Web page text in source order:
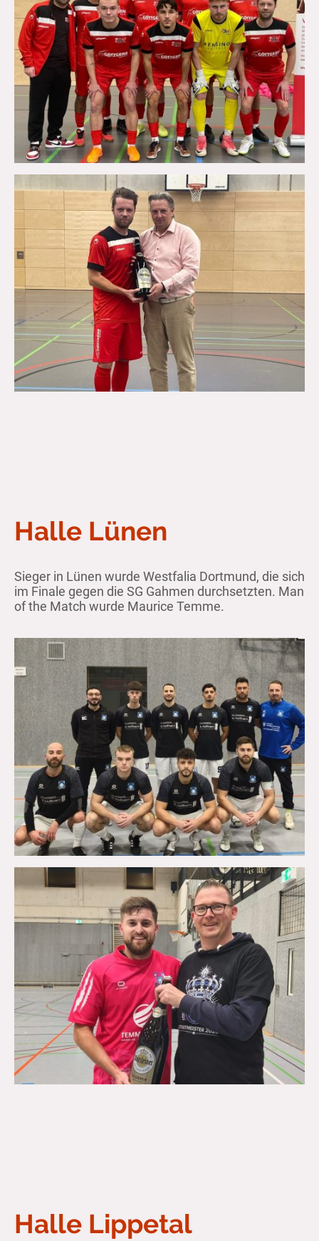
Halle Lünen
Sieger in Lünen wurde Westfalia Dortmund, die sich
im Finale gegen die SG Gahmen durchsetzten. Man
of the Match wurde Maurice Temme.
Halle Lippetal